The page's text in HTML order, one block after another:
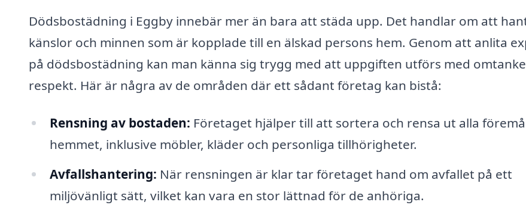
Dödsbostädning i Eggby innebär mer än bara att städa upp. Det handlar om att
känslor och minnen som är kopplade till en älskad persons hem. Genom att anlita
på dödsbostädning kan man känna sig trygg med att uppgiften utförs med
respekt. Här är några av de områden där ett sådant företag kan bistå:
Rensning av bostaden: Företaget hjälper till att sortera och rensa ut alla
hemmet, inklusive möbler, kläder och personliga tillhörigheter.
Avfallshantering: När rensningen är klar tar företaget hand om avfallet på ett
miljövänligt sätt, vilket kan vara en stor lättnad för de anhöriga.